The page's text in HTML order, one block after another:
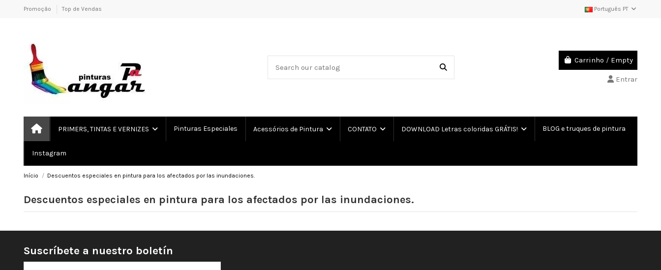
Promoção Top de Vendas Português PT
Carrinho / Empty
Entrar
PRIMERS, TINTAS E VERNIZES Pinturas Especiales Acessórios de Pintura CONTATO DOWNLOAD Letras coloridas GRÁTIS! BLOG e truques de pintura
Instagram
Início Descuentos especiales en pintura para los afectados por las inundaciones.
Descuentos especiales en pintura para los afectados por las inundaciones.
Suscríbete a nuestro boletín